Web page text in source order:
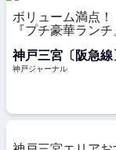
ボリューム満点
『プチ豪華ラン
円台 | 神戸ジャー
神戸三宮〔阪急線
神戸ジャーナル